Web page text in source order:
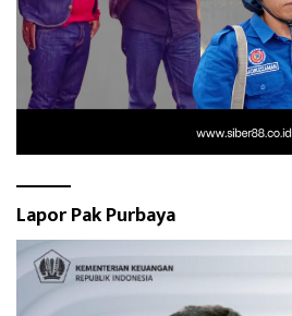
Lapor Pak Purbaya